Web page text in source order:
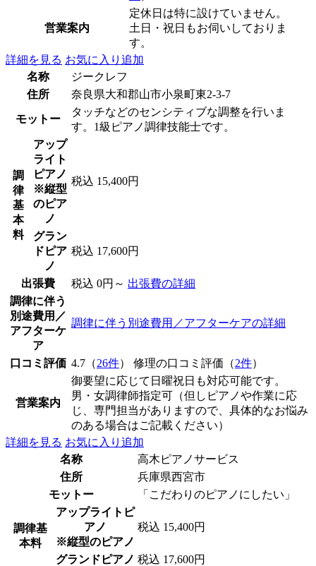
営業案内
定休日は特に設けていません。
土日・祝日もお伺いしておりま
す。
詳細を見る お気に入り追加
名称
ジークレフ
住所
奈良県大和郡山市小泉町東2-3-7
モットー
タッチなどのセンシティブな調整を行いま
す。1級ピアノ調律技能士です。
調
律
基
本
料
アップ
ライト
ピアノ
※縦型
のピア
ノ
税込 15,400円
グラン
ドピア
ノ
税込 17,600円
出張費 税込 0円～ 出張費の詳細
調律に伴う
別途費用／
アフターケ
ア
調律に伴う別途費用／アフターケアの詳細
口コミ評価 4.7（26件） 修理の口コミ評価（2件）
営業案内
御要望に応じて日曜祝日も対応可能です。
男・女調律師指定可（但しピアノや作業に応
じ、専門担当がありますので、具体的なお悩み
のある場合はご記載ください）
詳細を見る お気に入り追加
名称
高木ピアノサービス
住所
兵庫県西宮市
モットー
「こだわりのピアノにしたい」
調律基
本料
アップライトピ
アノ
※縦型のピアノ
税込 15,400円
グランドピアノ 税込 17,600円